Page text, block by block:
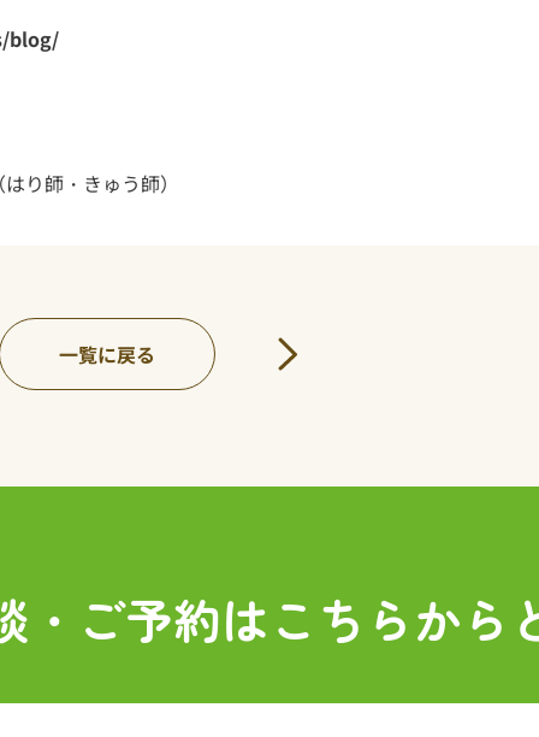
blog/
り師・きゅう師）
一覧に戻る
・ご予約はこちらから